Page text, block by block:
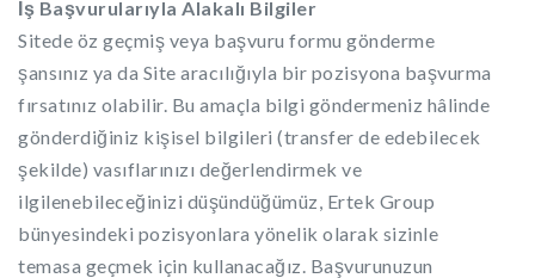
İş Başvurularıyla Alakalı Bilgiler
Sitede öz geçmiş veya başvuru formu gönderme
şansınız ya da Site aracılığıyla bir pozisyona başvurma
fırsatınız olabilir. Bu amaçla bilgi göndermeniz hâlinde
gönderdiğiniz kişisel bilgileri (transfer de edebilecek
şekilde) vasıflarınızı değerlendirmek ve
ilgilenebileceğinizi düşündüğümüz, Ertek Group
bünyesindeki pozisyonlara yönelik olarak sizinle
temasa geçmek için kullanacağız. Başvurunuzun